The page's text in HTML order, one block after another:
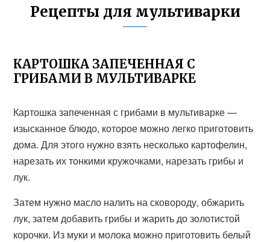
Рецепты для мультиварки
КАРТОШКА ЗАПЕЧЕННАЯ С
ГРИБАМИ В МУЛЬТИВАРКЕ
Картошка запеченная с грибами в мультиварке —
изысканное блюдо, которое можно легко приготовить
дома. Для этого нужно взять несколько картофелин,
нарезать их тонкими кружочками, нарезать грибы и
лук.
Затем нужно масло налить на сковороду, обжарить
лук, затем добавить грибы и жарить до золотистой
корочки. Из муки и молока можно приготовить белый